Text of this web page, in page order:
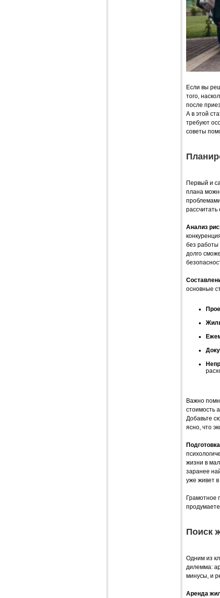
Если вы
того,
после
А в этой
требуют
советы
Первый и
плана
Анализ
без работы
долго
основные
Важно
стоимость
Добавьте
ясно, что
жизни в
заранее
уже живет
Грамотное
Поиск
Одним из
дилемма:
минусы, и
Аренда